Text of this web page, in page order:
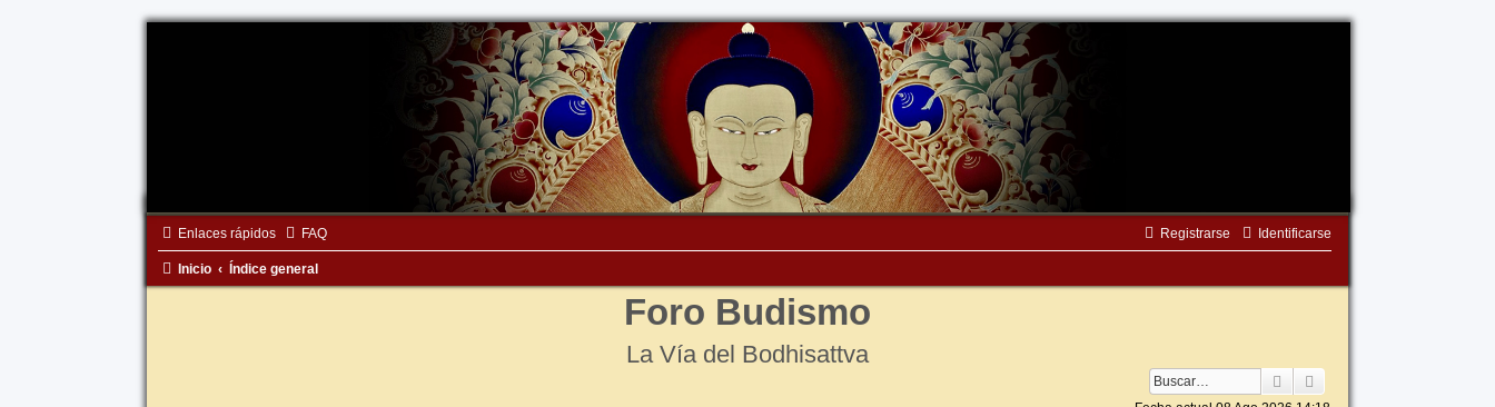
Enlaces rápidos FAQ Identificarse
Registrarse
Inicio Índice general
Foro Budismo
La Vía del Bodhisattva
Buscar